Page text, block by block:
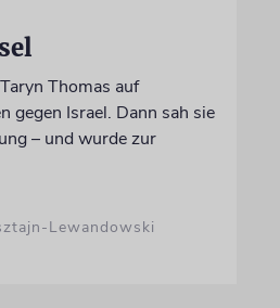
Thomas auf
gegen Israel. Dann sah sie
– und wurde zur
Lewandowski